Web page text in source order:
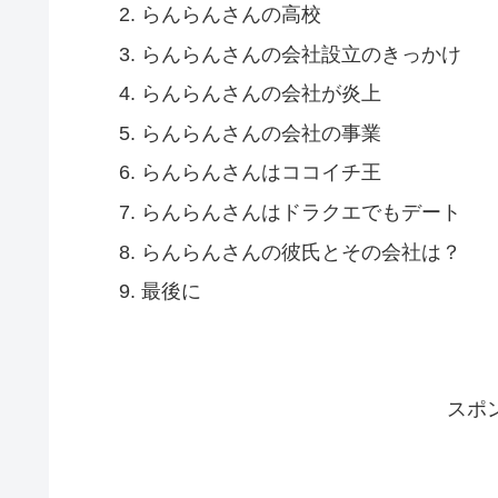
らんらんさんの高校
らんらんさんの会社設立のきっかけ
らんらんさんの会社が炎上
らんらんさんの会社の事業
らんらんさんはココイチ王
らんらんさんはドラクエでもデート
らんらんさんの彼氏とその会社は？
最後に
スポ